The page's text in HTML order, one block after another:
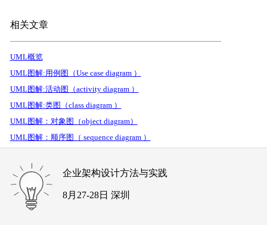
相关文章
UML概览
UML图解:用例图（Use case diagram ）
UML图解:活动图（activity diagram ）
UML图解:类图（class diagram ）
UML图解：对象图（object diagram）
UML图解：顺序图（ sequence diagram ）